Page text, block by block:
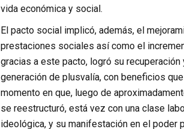
vida económica y social.
El pacto social implicó, además, el
prestaciones sociales así como el
gracias a este pacto, logró su
generación de plusvalía, con beneficios
momento en que, luego de
se reestructuró, está vez con una clase
ideológica, y su manifestación en el poder